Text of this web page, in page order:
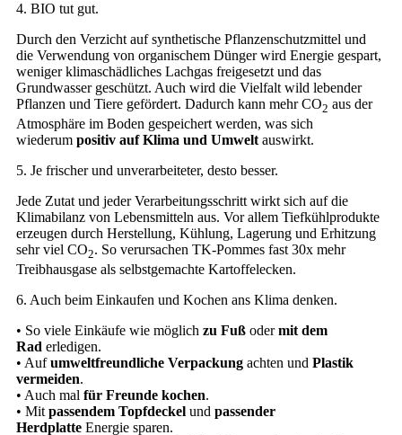
4. BIO tut gut.
Durch den Verzicht auf synthetische Pflanzenschutzmittel und
die Verwendung von organischem Dünger wird Energie gespart,
weniger klimaschädliches Lachgas freigesetzt und das
Grundwasser geschützt. Auch wird die Vielfalt wild lebender
Pflanzen und Tiere gefördert. Dadurch kann mehr CO2 aus der
Atmosphäre im Boden gespeichert werden, was sich
wiederum positiv auf Klima und Umwelt auswirkt.
5. Je frischer und unverarbeiteter, desto besser.
Jede Zutat und jeder Verarbeitungsschritt wirkt sich auf die
Klimabilanz von Lebensmitteln aus. Vor allem Tiefkühlprodukte
erzeugen durch Herstellung, Kühlung, Lagerung und Erhitzung
sehr viel CO2. So verursachen TK-Pommes fast 30x mehr
Treibhausgase als selbstgemachte Kartoffelecken.
6. Auch beim Einkaufen und Kochen ans Klima denken.
• So viele Einkäufe wie möglich zu Fuß odermit dem
Rad erledigen.
• Aufumweltfreundliche Verpackung achten und Plastik
vermeiden.
• Auch mal für Freunde kochen.
• Mit passendem Topfdeckel und passender
Herdplatte Energie sparen.